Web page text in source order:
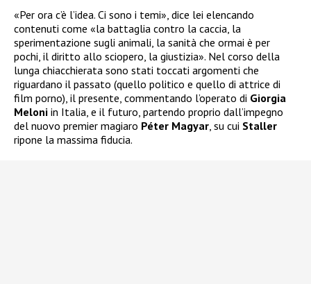
«Per ora c’è l’idea. Ci sono i temi», dice lei elencando
contenuti come «la battaglia contro la caccia, la
sperimentazione sugli animali, la sanità che ormai è per
pochi, il diritto allo sciopero, la giustizia». Nel corso della
lunga chiacchierata sono stati toccati argomenti che
riguardano il passato (quello politico e quello di attrice di
film porno), il presente, commentando l’operato di Giorgia
Meloni in Italia, e il futuro, partendo proprio dall’impegno
del nuovo premier magiaro Péter Magyar , su cui Staller
ripone la massima fiducia.